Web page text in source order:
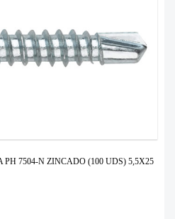
7504-N ZINCADO (100 UDS) 5,5X25